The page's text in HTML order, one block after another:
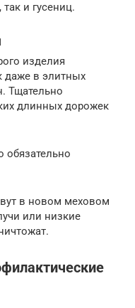
и гусениц.
изделия
даже в элитных
Тщательно
длинных дорожек
обязательно
в новом меховом
или низкие